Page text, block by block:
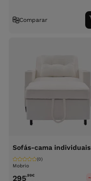
Comparar
Sofás-cama individuais
Mobrio
(0)
295,99€
-